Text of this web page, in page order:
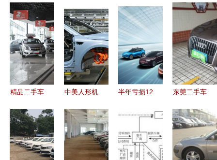
精品二手车
大开业 一
站式购车新
体验开启汽
中美人形机
车工厂 硬
氪视角下的
智能化未来
半年亏损12
的喧嚣与遮
东莞二手车
析 交易、
报价与销售
指南